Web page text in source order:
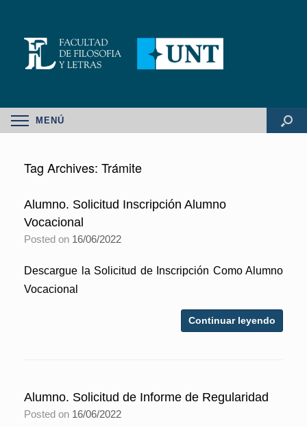
MENÚ
Tag Archives: Trámite
Alumno. Solicitud Inscripción Alumno
Vocacional
Posted on 16/06/2022
Descargue la Solicitud de Inscripción Como Alumno
Vocacional
Continuar leyendo
Alumno. Solicitud de Informe de Regularidad
Posted on 16/06/2022